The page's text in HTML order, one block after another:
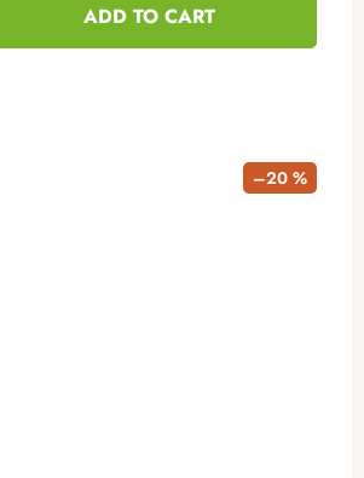
ADD TO CART
–20 %